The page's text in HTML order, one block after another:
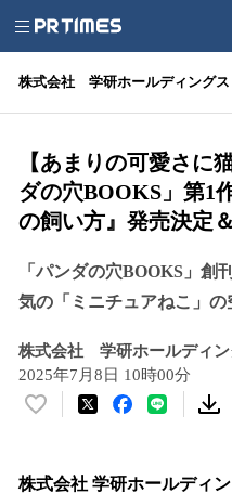
株式会社 学研ホールディングス
【あまりの可愛さに
ダの穴BOOKS」第1
の飼い方』発売決定
「パンダの穴BOOKS」
気の「ミニチュアねこ」の
株式会社 学研ホールディン
2025年7月8日 10時00分
い
！
株式会社 学研ホールディ